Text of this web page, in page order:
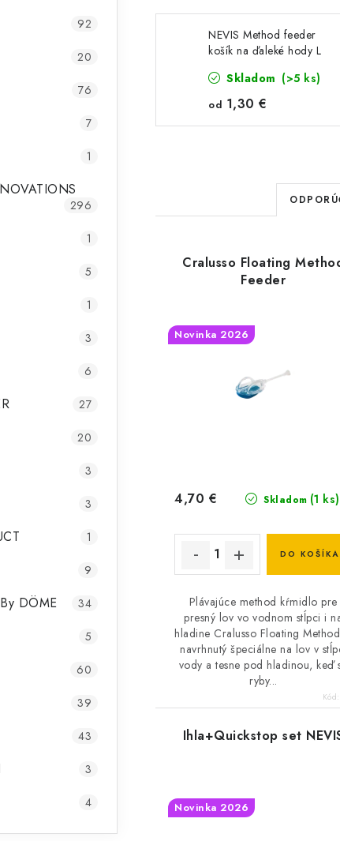
92
20
76
7
1
296
1
5
1
3
6
27
20
3
3
1
9
DÖME 34
5
60
39
43
3
4
NEVIS Method feeder
košík na ďaleké hody L
Skladom (>5 ks)
od 1,30 €
R
a
d
e
e
d
u
k
t
o
v
Cralusso Floating
Feeder
Novinka 2026
Skladom (1 ks)
4,70 €
DO KOŠÍKA
Plávajúce method kŕmidlo pre
presný lov vo vodnom stĺpci i
hladine Cralusso Floating
navrhnutý špeciálne na lov v
vody a tesne pod hladinou, keď
ryby...
Ihla+Quickstop set
Novinka 2026